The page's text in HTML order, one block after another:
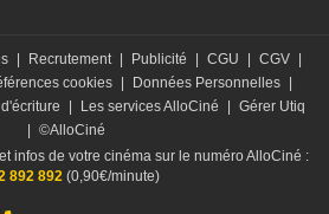
| Recrutement | Publicité | CGU | CGV |
cookies | Données Personnelles |
| Les services AlloCiné | Gérer Utiq
| ©AlloCiné
infos de votre cinéma sur le numéro AlloCiné :
892 892(0,90€/minute)